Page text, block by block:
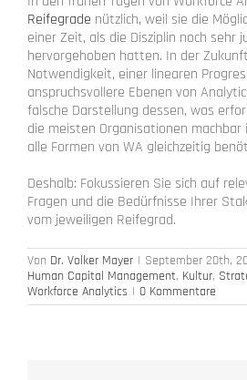
Reifegrade nützlich, weil sie die
einer Zeit, als die Disziplin noch sehr
hervorgehoben hatten. In der
Notwendigkeit, einer linearen
anspruchsvollere Ebenen von
falsche Darstellung dessen, was
die meisten Organisationen machbar
alle Formen von WA gleichzeitig
Deshalb: Fokussieren Sie sich auf
Fragen und die Bedürfnisse Ihrer
vom jeweiligen Reifegrad.
Von Dr. Volker Mayer | September 20th,
Human Capital Management, Kultur,
Workforce Analytics | 0 Kommentare